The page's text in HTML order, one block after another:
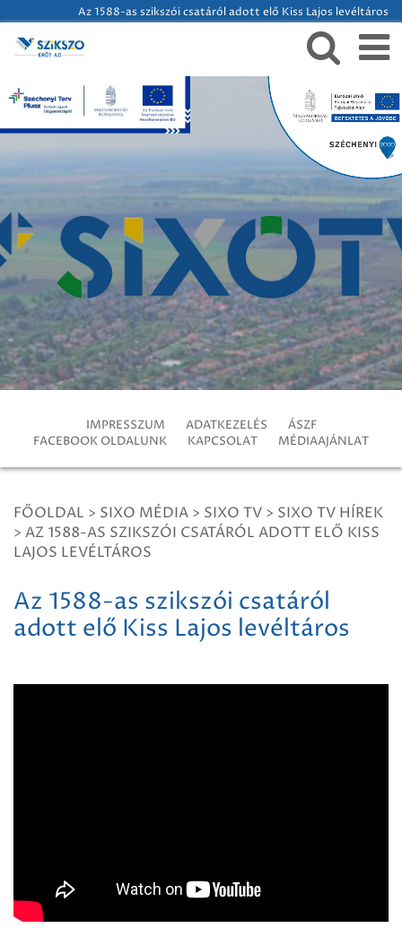
Az 1588-as szikszói csatáról adott elő Kiss Lajos levéltáros
IMPRESSZUM ADATKEZELÉS
ÁSZF
FACEBOOK OLDALUNK
KAPCSOLAT MÉDIAAJÁNLAT
FŐOLDAL > SIXO MÉDIA > SIXO TV > SIXO TV HÍREK
> AZ 1588-AS SZIKSZÓI CSATÁRÓL ADOTT ELŐ KISS
LAJOS LEVÉLTÁROS
Az 1588-as szikszói csatáról
adott elő Kiss Lajos levéltáros